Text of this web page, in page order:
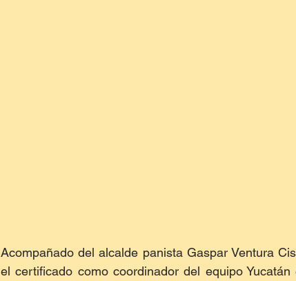
Acompañado del alcalde panista Gaspar Ventura
el certificado como coordinador del equipo